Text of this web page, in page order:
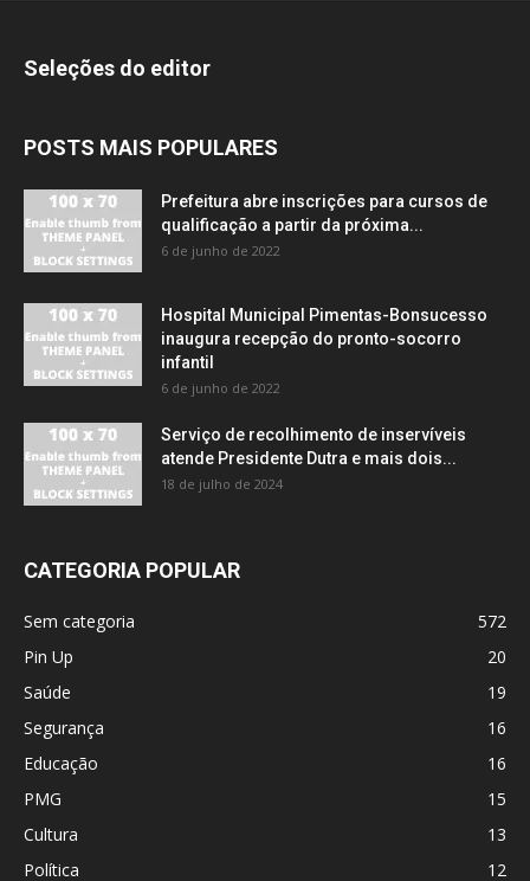
Seleções do editor
POSTS MAIS POPULARES
Prefeitura abre inscrições para cursos de
qualificação a partir da próxima...
6 de junho de 2022
Hospital Municipal Pimentas-Bonsucesso
inaugura recepção do pronto-socorro
infantil
6 de junho de 2022
Serviço de recolhimento de inservíveis
atende Presidente Dutra e mais dois...
18 de julho de 2024
CATEGORIA POPULAR
Sem categoria
572
Pin Up
20
Saúde
19
Segurança
16
Educação
16
PMG
15
Cultura
13
Política
12